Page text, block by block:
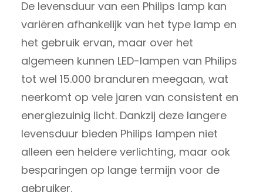
De levensduur van een Philips lamp kan
variëren afhankelijk van het type lamp en
het gebruik ervan, maar over het
algemeen kunnen LED-lampen van Philips
tot wel 15.000 branduren meegaan, wat
neerkomt op vele jaren van consistent en
energiezuinig licht. Dankzij deze langere
levensduur bieden Philips lampen niet
alleen een heldere verlichting, maar ook
besparingen op lange termijn voor de
gebruiker.